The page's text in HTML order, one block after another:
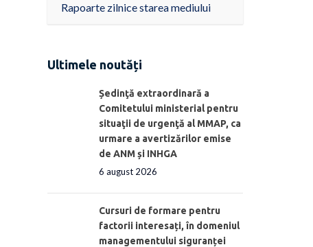
Rapoarte zilnice starea mediului
Ultimele noutăți
Ședinţă extraordinară a
Comitetului ministerial pentru
situaţii de urgenţă al MMAP, ca
urmare a avertizărilor emise
de ANM și INHGA
6 august 2026
Cursuri de formare pentru
factorii interesați, în domeniul
managementului siguranței